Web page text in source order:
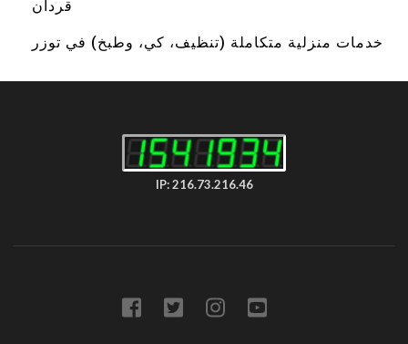
قردان
خدمات منزلية متكاملة (تنظيف، كي، وطبخ) في توزر
IP: 216.73.216.46